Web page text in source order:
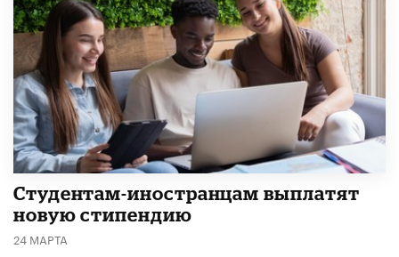
Студентам-иностранцам выплатят
новую стипендию
24 МАРТА